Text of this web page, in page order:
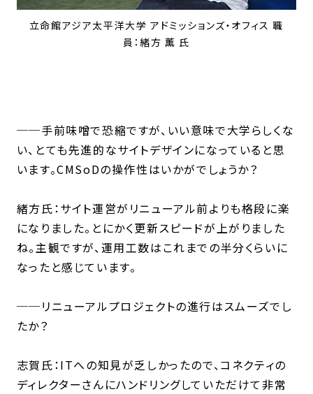
立命館アジア太平洋大学 アドミッションズ・オフィス 職
員：緒方 薫 氏
──手前味噌で恐縮ですが、いい意味で大学らしくな
い、とても先進的なサイトデザインになっていると思
います。CMSoDの操作性はいかがでしょうか？
緒方氏：サイト運営がリニューアル前よりも格段に楽
になりました。とにかく更新スピードが上がりました
ね。主観ですが、運用工数はこれまでの半分くらいに
なったと感じています。
──リニューアルプロジェクトの進行はスムーズでし
たか？
志賀氏：ITへの知見が乏しかったので、コネクティの
ディレクターさんにハンドリングしていただけて非常